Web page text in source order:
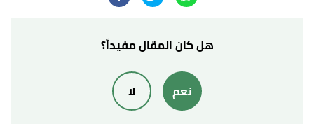
فريق موقع اسلام ويب،"عبد الله بن حذافة "
رواه العيني، في عمدة القاري، عن عبدالله بن حذافة
السهمي، الصفحة أو الرقم:162، حديث إسناده صحيح.
هل كان المقال مفيداً؟
نعم لا